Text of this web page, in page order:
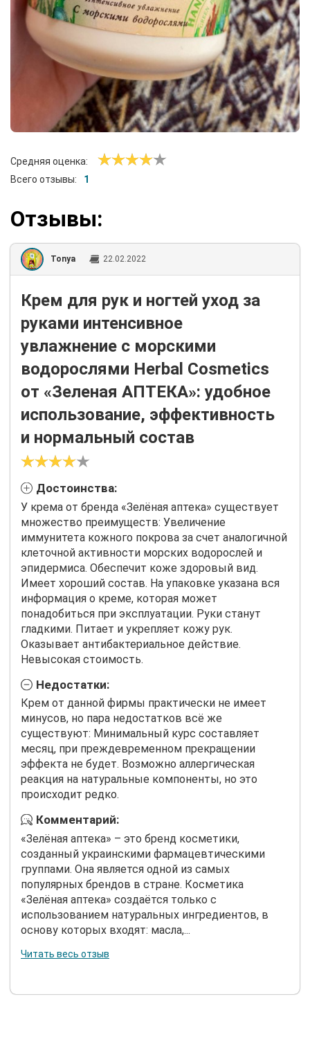
Средняя оценка:
Всего отзывы:
1
Отзывы:
Tonya 22.02.2022
Крем для рук и ногтей уход за
руками интенсивное
увлажнение с морскими
водорослями Herbal Cosmetics
от «Зеленая АПТЕКА»: удобное
использование, эффективность
и нормальный состав
Достоинства:
У крема от бренда «Зелёная аптека» существует
множество преимуществ: Увеличение
иммунитета кожного покрова за счет аналогичной
клеточной активности морских водорослей и
эпидермиса. Обеспечит коже здоровый вид.
Имеет хороший состав. На упаковке указана вся
информация о креме, которая может
понадобиться при эксплуатации. Руки станут
гладкими. Питает и укрепляет кожу рук.
Оказывает антибактериальное действие.
Невысокая стоимость.
Недостатки:
Крем от данной фирмы практически не имеет
минусов, но пара недостатков всё же
существуют: Минимальный курс составляет
месяц, при преждевременном прекращении
эффекта не будет. Возможно аллергическая
реакция на натуральные компоненты, но это
происходит редко.
Комментарий:
«Зелёная аптека» – это бренд косметики,
созданный украинскими фармацевтическими
группами. Она является одной из самых
популярных брендов в стране. Косметика
«Зелёная аптека» создаётся только с
использованием натуральных ингредиентов, в
основу которых входят: масла,...
Читать весь отзыв